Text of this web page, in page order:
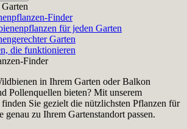
Finder
für jeden Garten
Garten
die funktionieren
Finder
in Ihrem Garten oder Balkon
Pollenquellen bieten? Mit unserem
Sie gezielt die nützlichsten Pflanzen für
genau zu Ihrem Gartenstandort passen.